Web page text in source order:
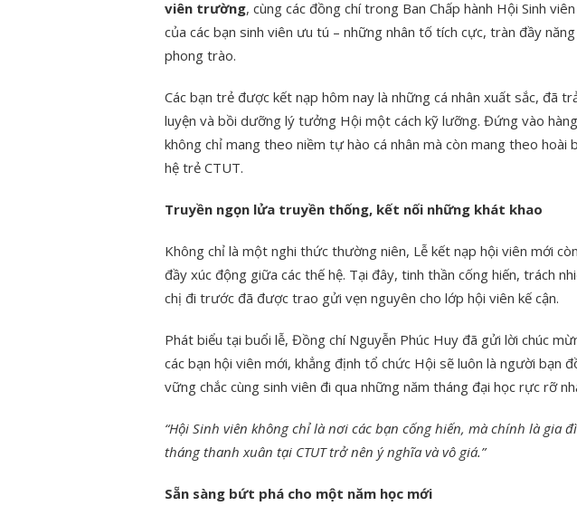
viên trường, cùng các đồng chí trong Ban Chấp hành Hội Sinh
của các bạn sinh viên ưu tú – những nhân tố tích cực, tràn đầy
phong trào.
Các bạn trẻ được kết nạp hôm nay là những cá nhân xuất sắc, đã
luyện và bồi dưỡng lý tưởng Hội một cách kỹ lưỡng. Đứng vào
không chỉ mang theo niềm tự hào cá nhân mà còn mang theo hoài
hệ trẻ CTUT.
Truyền ngọn lửa truyền thống, kết nối những khát khao
Không chỉ là một nghi thức thường niên, Lễ kết nạp hội viên mới
đầy xúc động giữa các thế hệ. Tại đây, tinh thần cống hiến, trách
chị đi trước đã được trao gửi vẹn nguyên cho lớp hội viên kế cận.
Phát biểu tại buổi lễ, Đồng chí Nguyễn Phúc Huy đã gửi lời chúc
các bạn hội viên mới, khẳng định tổ chức Hội sẽ luôn là người bạn
vững chắc cùng sinh viên đi qua những năm tháng đại học rực rỡ
“Hội Sinh viên không chỉ là nơi các bạn cống hiến, mà chính là gia
tháng thanh xuân tại CTUT trở nên ý nghĩa và vô giá.”
Sẵn sàng bứt phá cho một năm học mới
ĐOÀN VIÊN, SINH VIÊN CTUT
THAM GIA HỖ TRỢ CÔNG TÁC
DỌN DẸP, VỆ SINH KHUÔN VIÊN
CƠ QUAN THÀNH ĐOÀN
ĐOÀN TRƯỜNG ĐẠI HỌC KỸ
THƠ XÂY DỰNG MÔ HÌNH
“TRẠM KÝ ỨC” NĂM HỌC 2025
– 2026